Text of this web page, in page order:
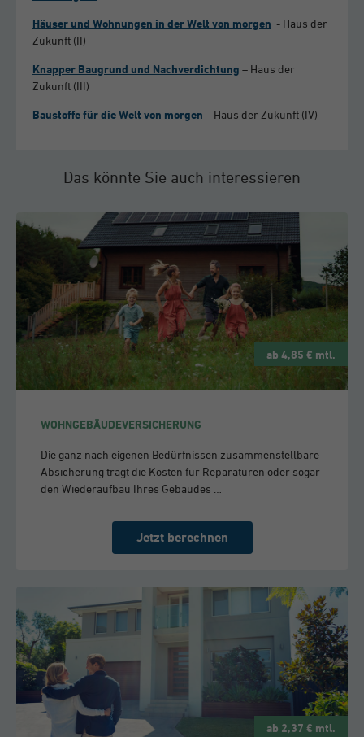
Häuser und Wohnungen in der Welt von morgen - Haus der
Zukunft (II)
Knapper Baugrund und Nachverdichtung – Haus der
Zukunft (III)
Baustoffe für die Welt von morgen – Haus der Zukunft (IV)
Das könnte Sie auch interessieren
ab 4,85 € mtl.
WOHNGEBÄUDEVERSICHERUNG
Die ganz nach eigenen Bedürfnissen zusammenstellbare
Absicherung trägt die Kosten für Reparaturen oder sogar
den Wiederaufbau Ihres Gebäudes …
Jetzt berechnen
ab 2,37 € mtl.